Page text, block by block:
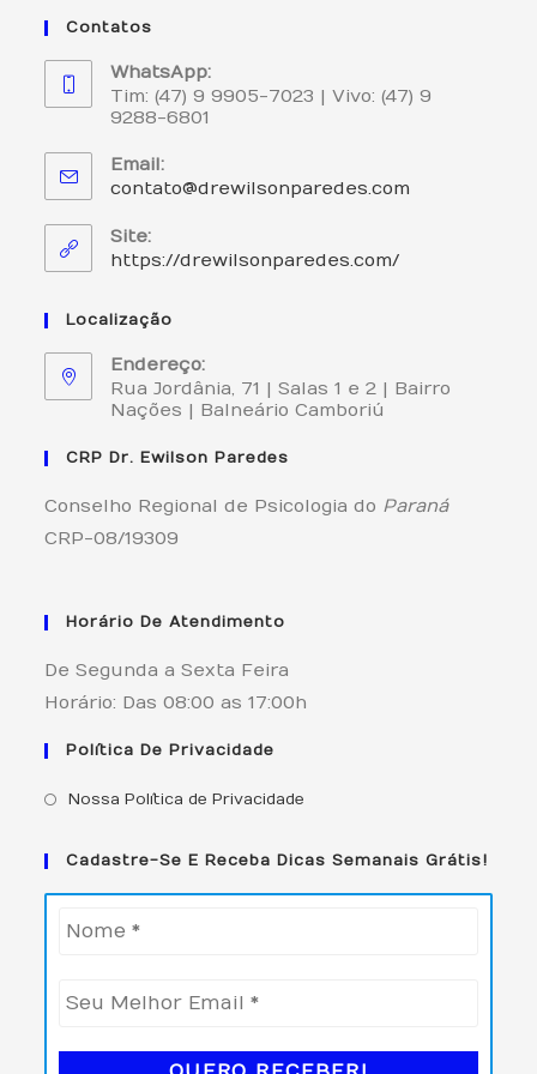
Contatos
WhatsApp:
Tim: (47) 9 9905-7023 | Vivo: (47) 9
9288-6801
Email:
contato@drewilsonparedes.com
Site:
https://drewilsonparedes.com/
Localização
Endereço:
Rua Jordânia, 71 | Salas 1 e 2 | Bairro
Nações | Balneário Camboriú
CRP Dr. Ewilson Paredes
Conselho Regional de Psicologia do Paraná
CRP-08/19309
Horário De Atendimento
De Segunda a Sexta Feira
Horário: Das 08:00 as 17:00h
Política De Privacidade
Nossa Política de Privacidade
Cadastre-Se E Receba Dicas Semanais Grátis!